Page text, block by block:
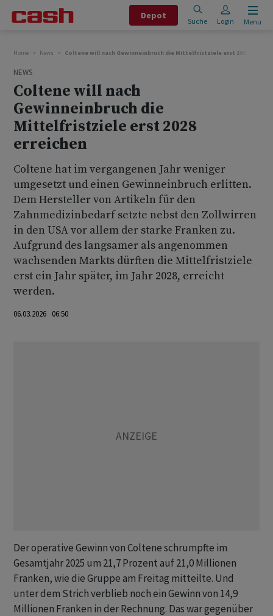
Depot
Suche Login Menu
Home News Coltene will nach Gewinneinbruch die Mittelfristziele erst 2028
NEWS
Coltene will nach
Gewinneinbruch die
Mittelfristziele erst 2028
erreichen
Coltene hat im vergangenen Jahr weniger
umgesetzt und einen Gewinneinbruch erlitten.
Dem Hersteller von Artikeln für den
Zahnmedizinbedarf setzte nebst den Zollwirren
in den USA vor allem der starke Franken zu.
Aufgrund des langsamer als angenommen
wachsenden Markts dürften die Mittelfristziele
erst ein Jahr später, im Jahr 2028, erreicht
werden.
06.03.2026 06:50
Der operative Gewinn von Coltene schrumpfte im
Gesamtjahr 2025 um 21,7 Prozent auf 21,0 Millionen
Franken, wie die Gruppe am Freitag mitteilte. Und
unter dem Strich verblieb noch ein Gewinn von 14,9
Millionen Franken in der Rechnung. Das war gegenüber